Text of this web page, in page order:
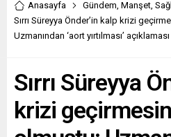
Anasayfa Gündem, Manşet,
Sırrı Süreyya Önder’in kalp krizi
Uzmanından ‘aort yırtılması’ açıklaması
Sırrı Süreyya
krizi